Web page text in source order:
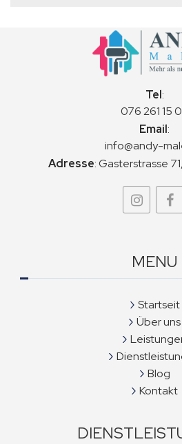
Tel:
076 261 15
Email:
info@andy-
Adresse:Gasterstrasse
MENU
Startseit
Über uns
Blog
Kontakt